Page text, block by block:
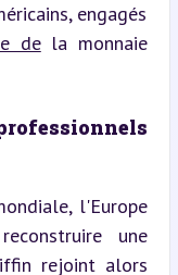
engagés
de la monnaie
l'Europe
une
rejoint alors